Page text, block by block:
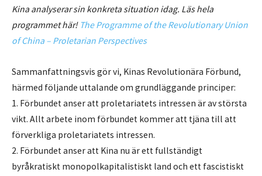
Kina analyserar sin konkreta situation idag. Läs hela
programmet här! The Programme of the Revolutionary Union
of China – Proletarian Perspectives
Sammanfattningsvis gör vi, Kinas Revolutionära Förbund,
härmed följande uttalande om grundläggande principer:
1. Förbundet anser att proletariatets intressen är av största
vikt. Allt arbete inom förbundet kommer att tjäna till att
förverkliga proletariatets intressen.
2. Förbundet anser att Kina nu är ett fullständigt
byråkratiskt monopolkapitalistiskt land och ett fascistiskt